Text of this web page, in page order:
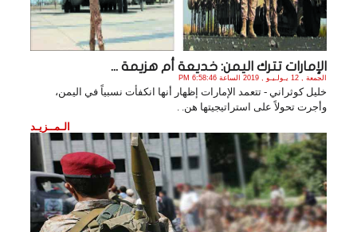
الإمارات تترك اليمن: خديعة أم هزيمة ...
الجمعة , 12 يـولـيـو , 2019 الساعة 6:58:46 PM
خليل كوثراني - تتعمد الإمارات إظهار أنها انكفأت نسبياً في اليمن،
وأجرت تحولاً على استراتيجيتها هن. .
الـمــزيـد